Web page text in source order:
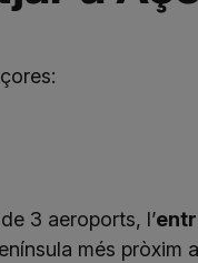
3 aeroports, l’
més pròxim